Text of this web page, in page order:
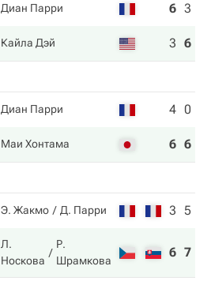
Диан Парри 6 3
Кайла Дэй 3 6
Диан Парри 4 0
Маи Хонтама 6 6
Э. Жакмо Д. Парри 3 5
Л.
Носкова
Р.
Шрамкова
6 7